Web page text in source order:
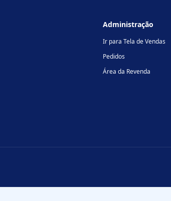
Administração
Ir para Tela de Vendas
Pedidos
Área da Revenda